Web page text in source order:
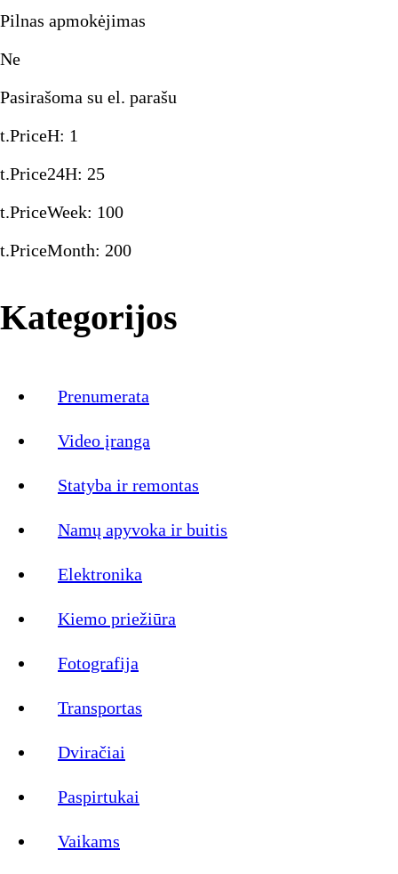
Pilnas apmokėjimas
Ne
Pasirašoma su el. parašu
t.PriceH: 1
t.Price24H: 25
t.PriceWeek: 100
t.PriceMonth: 200
Kategorijos
Prenumerata
Video įranga
Statyba ir remontas
Namų apyvoka ir buitis
Elektronika
Kiemo priežiūra
Fotografija
Transportas
Dviračiai
Paspirtukai
Vaikams